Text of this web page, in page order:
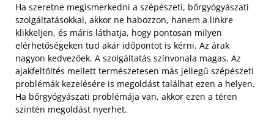
Ha szeretne megismerkedni a szépészeti, bőrgyógyászati
szolgáltatásokkal, akkor ne habozzon, hanem a linkre
klikkeljen, és máris láthatja, hogy pontosan milyen
elérhetőségeken tud akár időpontot is kérni. Az árak
nagyon kedvezőek. A szolgáltatás színvonala magas. Az
ajakfeltöltés mellett természetesen más jellegű szépészeti
problémák kezelésére is megoldást találhat ezen a helyen.
Ha bőrgyógyászati problémája van, akkor ezen a téren
szintén megoldást nyerhet.